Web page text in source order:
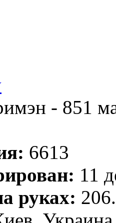
- 851
6613
11
руках: